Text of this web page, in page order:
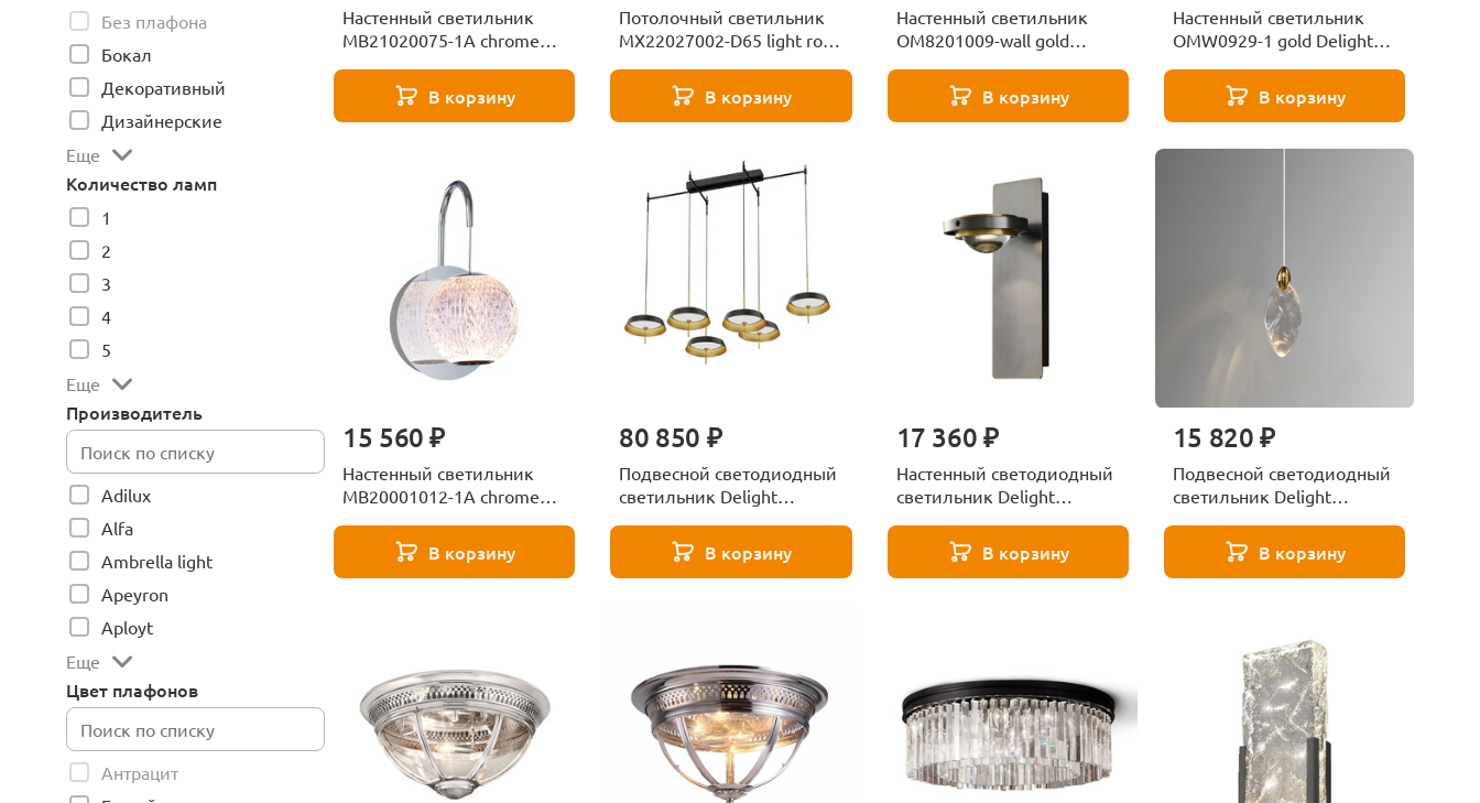
Без плафона
Бокал
Декоративный
Дизайнерские
Еще
Количество ламп
1
2
3
4
5
Еще
Производитель
Adilux
Alfa
Ambrella light
Apeyron
Aployt
Еще
Цвет плафонов
Антрацит
Настенный светильник
MB21020075-1A chrome
В корзину
Потолочный светильник
MX22027002-D65 light rose
В корзину
Настенный светильник
OM8201009-wall gold
В корзину
Настенный светильник
OMW0929-1 gold Delight
В корзину
15 560 ₽
Настенный светильник
MB20001012-1A chrome
В корзину
80 850 ₽
Подвесной светодиодный
светильник Delight
black/gold В корзину
17 360 ₽
Настенный светодиодный
светильник Delight
В корзину
15 820 ₽
Подвесной светодиодный
светильник Delight
1H titanium goldВ корзину